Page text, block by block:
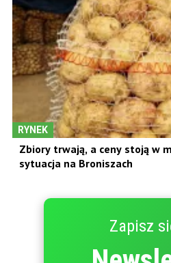
RYNEK
Zbiory trwają, a ceny stoją w
sytuacja na Broniszach
Zapisz